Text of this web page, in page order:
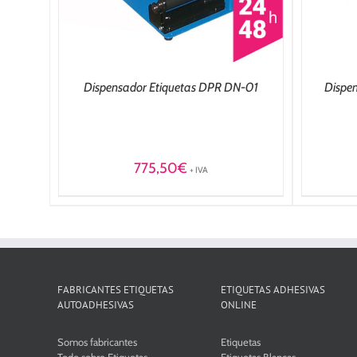
Dispensador Etiquetas DPR DN-01
775,50€ + IVA
FABRICANTES ETIQUETAS
AUTOADHESIVAS
Somos fabricantes
ETIQUETAS ADHESIVAS
ONLINE
Etiquetas